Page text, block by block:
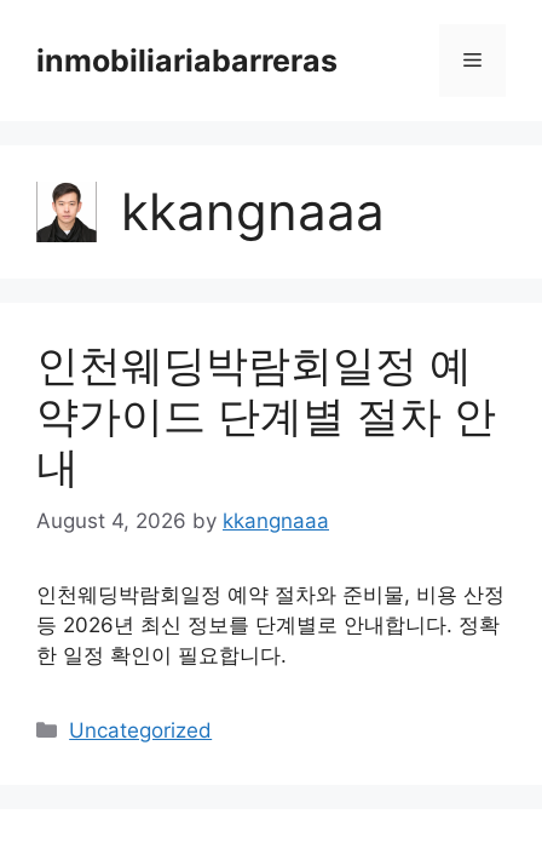
contentinmobiliariabarreras Menu
kkangnaaa
인천웨딩박람회일정 예
약가이드 단계별 절차 안
내
August 4, 2026 by kkangnaaa
인천웨딩박람회일정 예약 절차와 준비물, 비용 산정
등 2026년 최신 정보를 단계별로 안내합니다. 정확
한 일정 확인이 필요합니다.
Categories
Uncategorized